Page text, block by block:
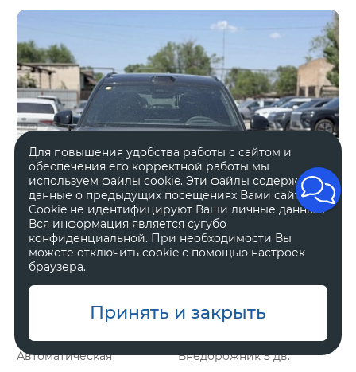
Гибрид
Автоматическая
Внедорожник 5 дв.
Для повышения удобства работы с сайтом и
обеспечения его корректной работы мы
используем файлы cookie. Эти файлы содержат
данные о предыдущих посещениях Вами сайта.
Cookie не идентифицируют Ваши личные данные.
Вся информация является сугубо
конфиденциальной. При необходимости Вы
можете отключить cookie с помощью настроек
браузера.
Принять и закрыть